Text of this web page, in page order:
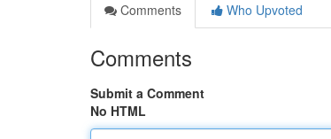
Comments
Who Upvoted
Comments
Submit a Comment
No HTML